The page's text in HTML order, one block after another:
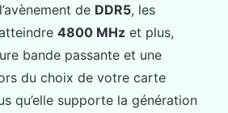
de DDR5, les
4800 MHz et plus,
bande passante et une
du choix de votre carte
qu’elle supporte la génération